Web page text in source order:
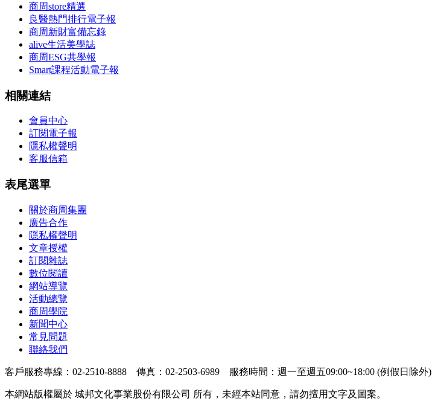
商周store精選
良醫熱門排行電子報
商周新財富備忘錄
alive生活美學誌
商周ESG共學報
Smart課程活動電子報
相關連結
會員中心
訂閱電子報
隱私權聲明
客服信箱
表尾選單
關於商周集團
廣告合作
隱私權聲明
文章授權
訂閱雜誌
數位閱讀
網站導覽
活動總覽
商周學院
新聞中心
常見問題
聯絡我們
客戶服務專線：02-2510-8888 傳真：02-2503-6989 服務時間：週一至週五09:00~18:00 (例假日除外)
本網站版權屬於 城邦文化事業股份有限公司 所有，未經本站同意，請勿擅用文字及圖案。